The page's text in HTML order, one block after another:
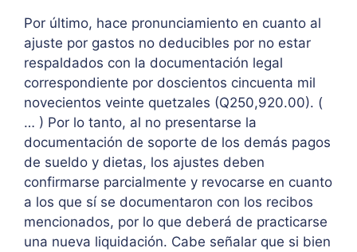
Por último, hace pronunciamiento en cuanto al
ajuste por gastos no deducibles por no estar
respaldados con la documentación legal
correspondiente por doscientos cincuenta mil
novecientos veinte quetzales (Q250,920.00). (
… ) Por lo tanto, al no presentarse la
documentación de soporte de los demás pagos
de sueldo y dietas, los ajustes deben
confirmarse parcialmente y revocarse en cuanto
a los que sí se documentaron con los recibos
mencionados, por lo que deberá de practicarse
una nueva liquidación. Cabe señalar que si bien